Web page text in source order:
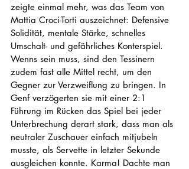
zeigte einmal mehr, was das Team von
Mattia Croci-Torti auszeichnet: Defensive
Solidität, mentale Stärke, schnelles
Umschalt- und gefährliches Konterspiel.
Wenns sein muss, sind den Tessinern
zudem fast alle Mittel recht, um den
Gegner zur Verzweiflung zu bringen. In
Genf verzögerten sie mit einer 2:1
Führung im Rücken das Spiel bei jeder
Unterbrechung derart stark, dass man als
neutraler Zuschauer einfach mitjubeln
musste, als Servette in letzter Sekunde
ausgleichen konnte. Karma! Dachte man